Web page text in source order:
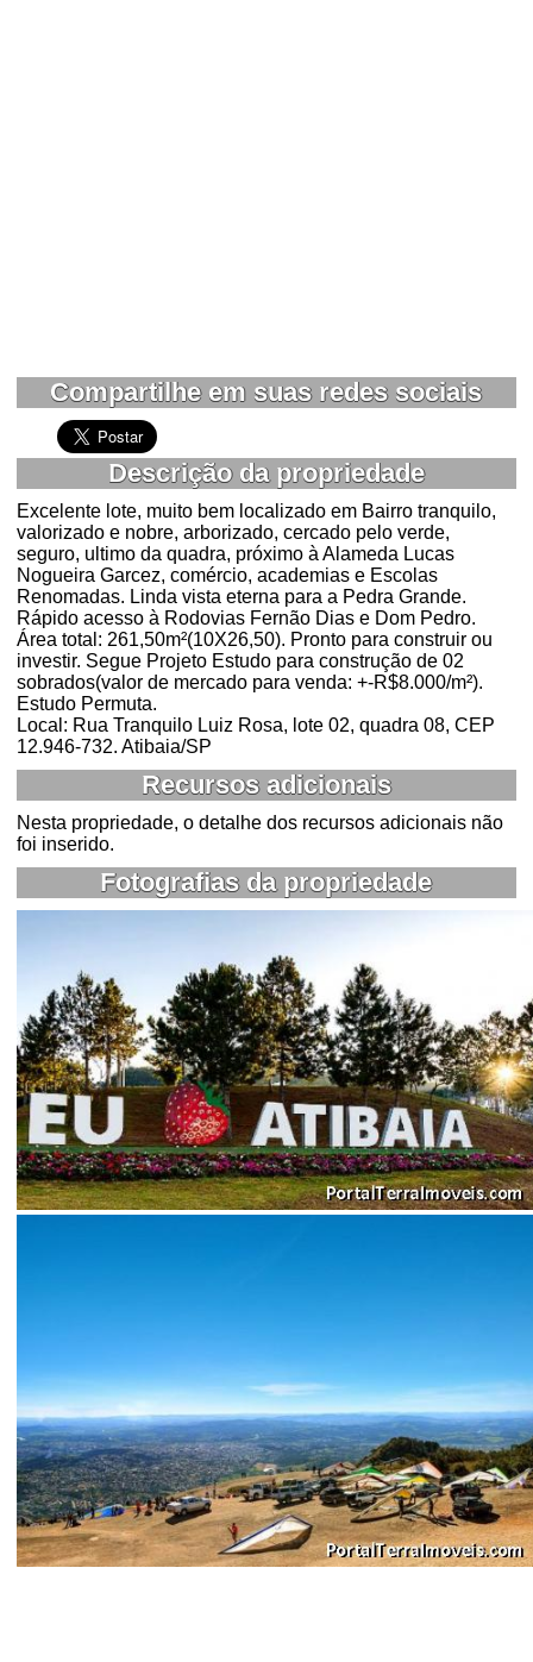
Compartilhe em suas redes sociais
Descrição da propriedade
Excelente lote, muito bem localizado em Bairro tranquilo,
valorizado e nobre, arborizado, cercado pelo verde,
seguro, ultimo da quadra, próximo à Alameda Lucas
Nogueira Garcez, comércio, academias e Escolas
Renomadas. Linda vista eterna para a Pedra Grande.
Rápido acesso à Rodovias Fernão Dias e Dom Pedro.
Área total: 261,50m²(10X26,50). Pronto para construir ou
investir. Segue Projeto Estudo para construção de 02
sobrados(valor de mercado para venda: +-R$8.000/m²).
Estudo Permuta.
Local: Rua Tranquilo Luiz Rosa, lote 02, quadra 08, CEP
12.946-732. Atibaia/SP
Recursos adicionais
Nesta propriedade, o detalhe dos recursos adicionais não
foi inserido.
Fotografias da propriedade